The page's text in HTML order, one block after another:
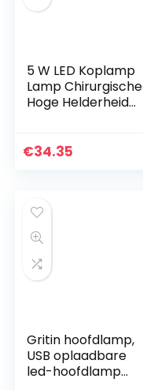
5 W LED Koplamp
Lamp Chirurgische
Hoge Helderheid
Voor
€34.35
Gritin hoofdlamp,
USB oplaadbare
led-hoofdlamp